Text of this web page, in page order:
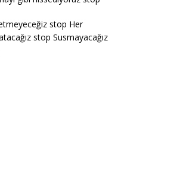
stop Her
stop Susmayacağız